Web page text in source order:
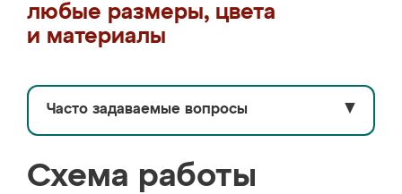
любые размеры, цвета
и материалы
Часто задаваемые вопросы ▼
Схема работы